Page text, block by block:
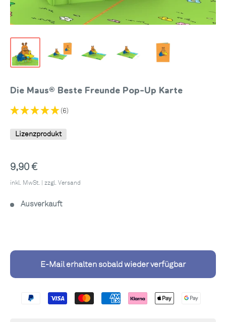
Die Maus® Beste Freunde Pop-Up Karte
(6)
Lizenzprodukt
Sonderpreis
9,90 €
inkl. MwSt. | zzgl. Versand
Ausverkauft
E-Mail erhalten sobald wieder verfügbar